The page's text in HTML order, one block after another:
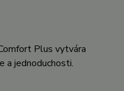
Plus vytvára
a jednoduchosti.